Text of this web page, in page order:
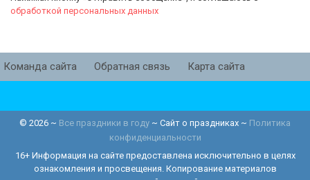
обработкой персональных данных
Команда сайта Обратная связь Карта сайта
© 2026 ~ Все праздники в году ~ Сайт о праздниках ~ Политика
конфиденциальности
16+ Информация на сайте предоставлена исключительно в целях
ознакомления и просвещения. Копирование материалов